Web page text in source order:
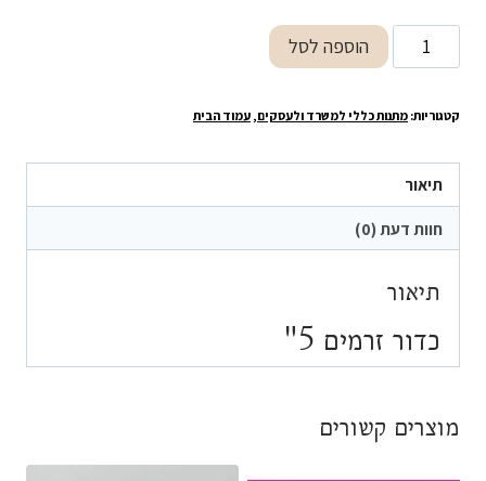
המקורי
היה:
הנוכחי
הוא:
כמות
של
זרמים
הוספה לסל
קטגוריות: מתנות כללי למשרד ולעסקים, עמוד הבית
תיאור
חוות דעת (0)
תיאור
כדור זרמים 5"
מוצרים קשורים